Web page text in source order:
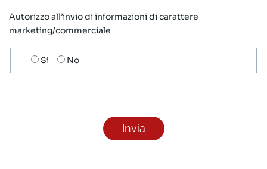
Autorizzo all’invio di informazioni di carattere
marketing/commerciale
Scelta
invio
Si No